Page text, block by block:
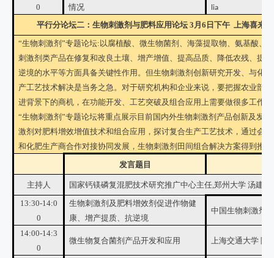
0 情况 lia
平行分论坛二：生物刺激剂与肥料应用论坛 3月6日下午 上海喜来
“生物刺激剂”专题论坛:以腐植酸、微生物菌剂、海藻提取物、氨基酸、
刺激剂类产品在修复和改良土壤、增产增值、提高品质、降低农残、提
逆境的水平等方面具备关键性作用。但生物刺激剂创新研究开发、与化
产工艺技术解决是当务之急。对于研究机构和企业来说，要把握农业部
进背景下的商机，在功能开发、工艺突破及组合应用上需要做很多工作。
“生物刺激剂”专题论坛将重点展示目前国内外生物刺激剂产品创新及发
激剂对肥料增效增值技术和组合应用，探讨复合生产工艺技术，通过会
和化肥生产商合作对接协同发展，生物刺激剂田间组合解决方案得到推
发言题目
主持人
国家钙镁磷复混肥技术研究推广中心主任,郑州大学 汤建伟
13:30-14:0
0
生物刺激剂及肥料增效剂促进作物健
康、增产提质、抗逆境
中国生物刺激剂
14:00-14:3
0
微生物复合菌剂产品开发和应用 上海交通大学 陈